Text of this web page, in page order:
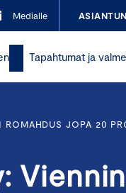
Medialle
Tapahtumat ja
ROMAHDUS JOPA 20
Viennin